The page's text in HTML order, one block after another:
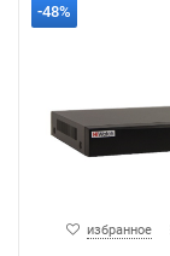
-48%
избранное